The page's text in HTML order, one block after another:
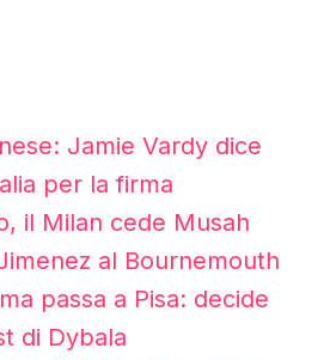
Jamie Vardy dice
per la firma
il Milan cede Musah
al Bournemouth
passa a Pisa: decide
di Dybala